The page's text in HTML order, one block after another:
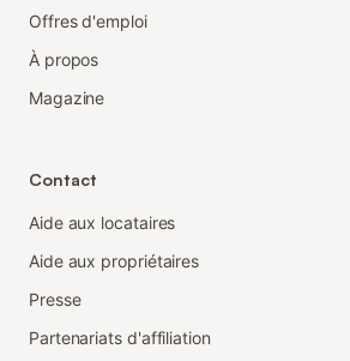
Offres d'emploi
À propos
Magazine
Contact
Aide aux locataires
Aide aux propriétaires
Presse
Partenariats d'affiliation